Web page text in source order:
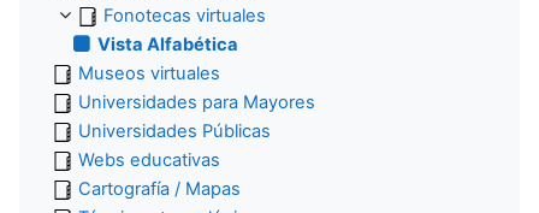
Fonotecas virtuales
Vista Alfabética
Museos virtuales
Universidades para Mayores
Universidades Públicas
Webs educativas
Cartografía / Mapas